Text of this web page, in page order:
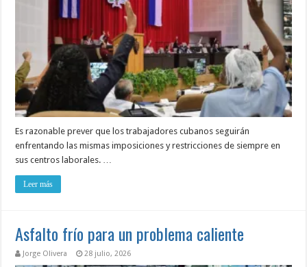
Es razonable prever que los trabajadores cubanos seguirán
enfrentando las mismas imposiciones y restricciones de siempre en
sus centros laborales. …
Leer más
Asfalto frío para un problema caliente
Jorge Olivera 28 julio, 2026